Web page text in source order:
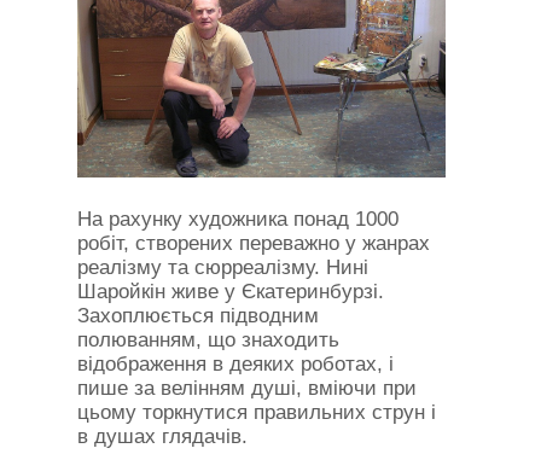
На рахунку художника понад 1000
робіт, створених переважно у жанрах
реалізму та сюрреалізму. Нині
Шаройкін живе у Єкатеринбурзі.
Захоплюється підводним
полюванням, що знаходить
відображення в деяких роботах, і
пише за велінням душі, вміючи при
цьому торкнутися правильних струн і
в душах глядачів.